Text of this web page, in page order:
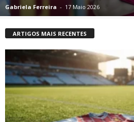
Gabriela Ferreira - 17 Maio 2026
ARTIGOS MAIS RECENTES